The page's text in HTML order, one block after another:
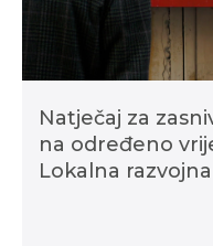
Natječaj za
na određeno
Lokalna